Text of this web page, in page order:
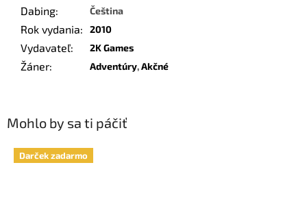
Mohlo by sa ti páčiť
Darček zadarmo
Dabing: Čeština
Rok vydania: 2010
Vydavateľ: 2K Games
Žáner: Adventúry,Akčné